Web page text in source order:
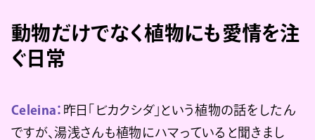
動物だけでなく植物にも愛情を注
ぐ日常
Celeina： 昨日「ビカクシダ」という植物の話をしたん
ですが、湯浅さんも植物にハマっていると聞きまし